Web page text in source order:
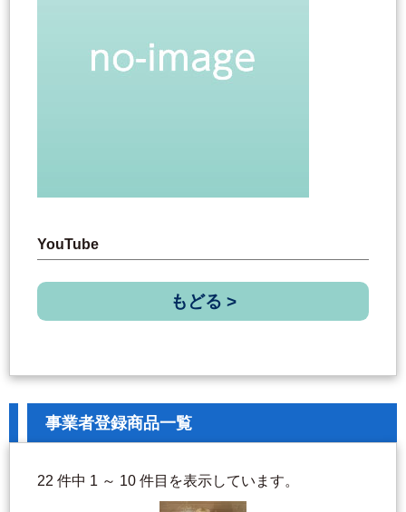
YouTube
もどる >
事業者登録商品一覧
22 件中 1 ～ 10 件目を表示しています。